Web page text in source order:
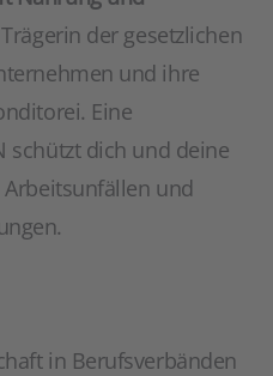
der gesetzlichen
und ihre
Eine
schützt dich und deine
und
in Berufsverbänden